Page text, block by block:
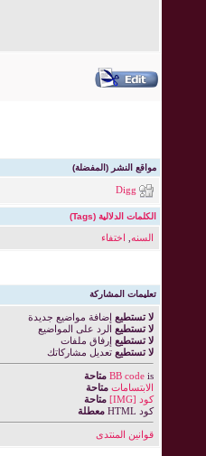
مواقع النشر (المفضلة)
Digg
الكلمات الدلالية (Tags)
السنه اختفاء
تعليمات المشاركة
لا تستطيع إضافة مواضيع جديدة
لا تستطيع الرد على المواضيع
لا تستطيع إرفاق ملفات
لا تستطيع تعديل مشاركاتك
BB codeis
متاحة
الابتسامات متاحة
كود [IMG]
متاحة
كود HTML
معطلة
قوانين المنتدى